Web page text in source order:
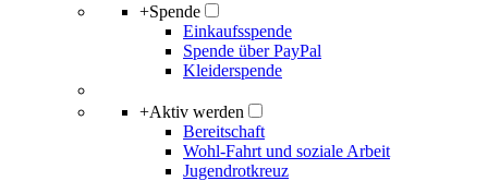
+Spende
Einkaufsspende
Spende über PayPal
Kleiderspende
+Aktiv werden
Bereitschaft
Wohl-Fahrt und soziale Arbeit
Jugendrotkreuz